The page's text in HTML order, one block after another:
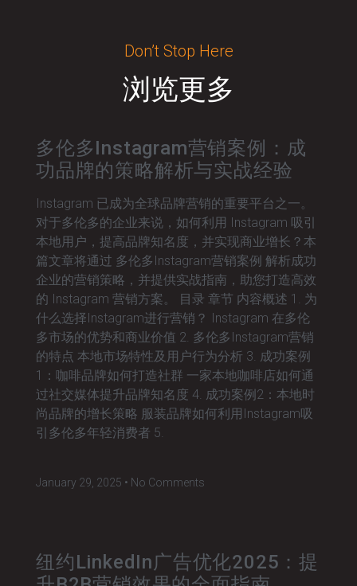
Don’t Stop Here
浏览更多
多伦多Instagram营销案例：成
功品牌的策略解析与实战经验
Instagram 已成为全球品牌营销的重要平台之一。
对于多伦多的企业来说，如何利用 Instagram 吸引
本地用户，提高品牌知名度，并实现商业增长？本
篇文章将通过 多伦多Instagram营销案例 解析成功
企业的营销策略，并提供实战指南，助您打造高效
的 Instagram 营销方案。 目录 章节 内容概述 1. 为
什么选择Instagram进行营销？ Instagram 在多伦
多市场的优势和商业价值 2. 多伦多Instagram营销
的特点 本地市场特性及用户行为分析 3. 成功案例
1：咖啡品牌如何打造社群 一家本地咖啡店如何通
过社交媒体提升品牌知名度 4. 成功案例2：本地时
尚品牌的增长策略 服装品牌如何利用Instagram吸
引多伦多年轻消费者 5.
January 29, 2025 No Comments
纽约LinkedIn广告优化2025：提